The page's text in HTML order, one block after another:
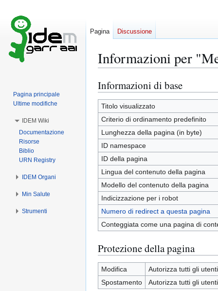
Informazioni per
Vai
alla
navigazione
Vai
alla
ricerca
Informazioni di base
Titolo visualizzato
Criterio di ordinamento predefinito
Lunghezza della pagina (in byte)
ID namespace
ID della pagina
Lingua del contenuto della pagina
Modello del contenuto della pagina
Indicizzazione per i robot
Numero di redirect a questa pagina
Conteggiata come una pagina di
Protezione della pagina
Modifica
Autorizza tutti gli
Spostamento
Autorizza tutti gli
Pagina Discussione
Pagina principale
Ultime modifiche
IDEM Wiki
Documentazione
Risorse
Biblio
URN Registry
IDEM Organi
Min Salute
Strumenti